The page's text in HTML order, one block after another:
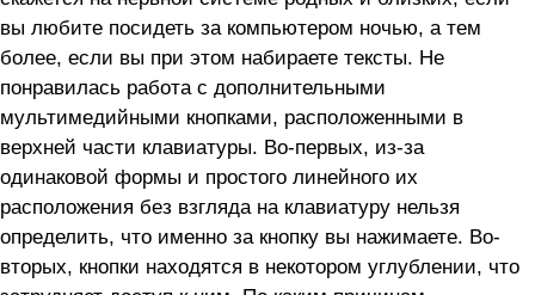
вы любите посидеть за компьютером ночью, а тем
более, если вы при этом набираете тексты. Не
понравилась работа с дополнительными
мультимедийными кнопками, расположенными в
верхней части клавиатуры. Во-первых, из-за
одинаковой формы и простого линейного их
расположения без взгляда на клавиатуру нельзя
определить, что именно за кнопку вы нажимаете. Во-
вторых, кнопки находятся в некотором углублении, что